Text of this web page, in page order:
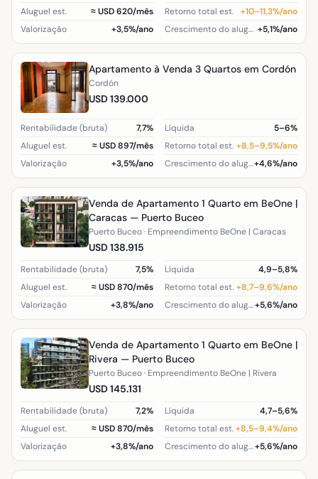
Aluguel est.
≈ USD 620/mês Retorno total est.
+10–11,3%/ano
Valorização
+3,5%/ano Crescimento do aluguel (região) +5,1%/ano
Apartamento à Venda 3 Quartos em Cordón
Cordón
USD 139.000
Rentabilidade (bruta) 7,7% Líquida
5–6%
Aluguel est.
≈ USD 897/mês Retorno total est. +8,5–9,5%/ano
Valorização
+3,5%/ano Crescimento do aluguel (região)+4,6%/ano
Venda de Apartamento 1 Quarto em BeOne |
Caracas — Puerto Buceo
Puerto Buceo · Empreendimento BeOne | Caracas
USD 138.915
Rentabilidade (bruta) 7,5% Líquida
4,9–5,8%
Aluguel est.
≈ USD 870/mês Retorno total est. +8,7–9,6%/ano
Valorização
+3,8%/ano Crescimento do aluguel (região)+5,6%/ano
Venda de Apartamento 1 Quarto em BeOne |
Rivera — Puerto Buceo
Puerto Buceo · Empreendimento BeOne | Rivera
USD 145.131
Rentabilidade (bruta) 7,2% Líquida
4,7–5,6%
Aluguel est.
≈ USD 870/mês Retorno total est.+8,5–9,4%/ano
Valorização
+3,8%/ano Crescimento do aluguel (região)+5,6%/ano